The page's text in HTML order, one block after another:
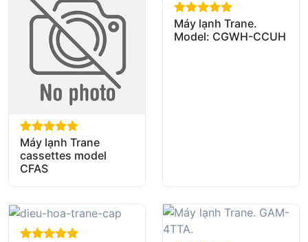
out of 5
Máy lạnh Trane
cassettes model
CFAS
out of 5
Máy lạnh Trane.
Model: CGWH-CCUH